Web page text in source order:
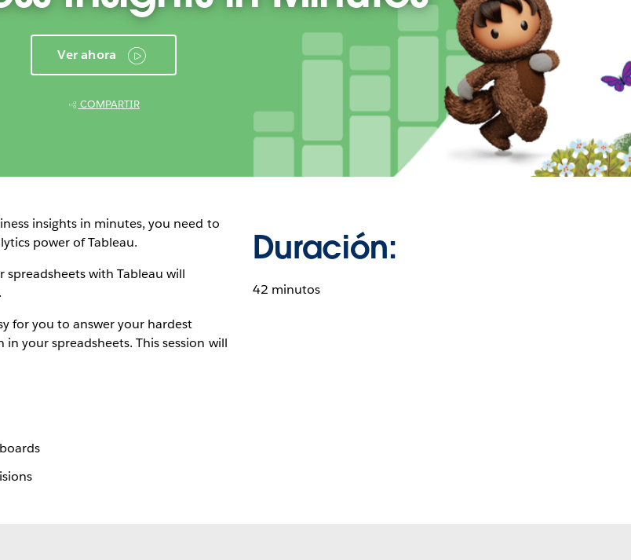
Ver ahora
COMPARTIR
insights in minutes, you need to
power of Tableau.
with Tableau will
for you to answer your hardest
your spreadsheets. This session will
Duración:
42 minutos